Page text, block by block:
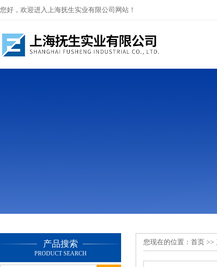
您好，欢迎进入上海抚生实业有限公司网站！
产品搜索
PRODUCT SEARCH
您现在的位置： 首页 >>